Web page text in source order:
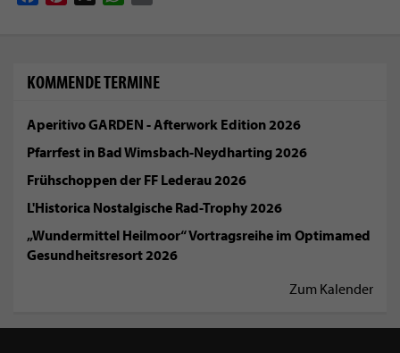
KOMMENDE TERMINE
Aperitivo GARDEN - Afterwork Edition 2026
Pfarrfest in Bad Wimsbach-Neydharting 2026
Frühschoppen der FF Lederau 2026
L'Historica Nostalgische Rad-Trophy 2026
„Wundermittel Heilmoor“ Vortragsreihe im Optimamed
Gesundheitsresort 2026
Zum Kalender